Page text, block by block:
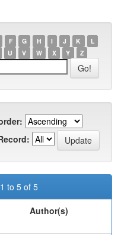
F G H I J K
L
U V W X Y Z
to 5 of 5
Author(s)